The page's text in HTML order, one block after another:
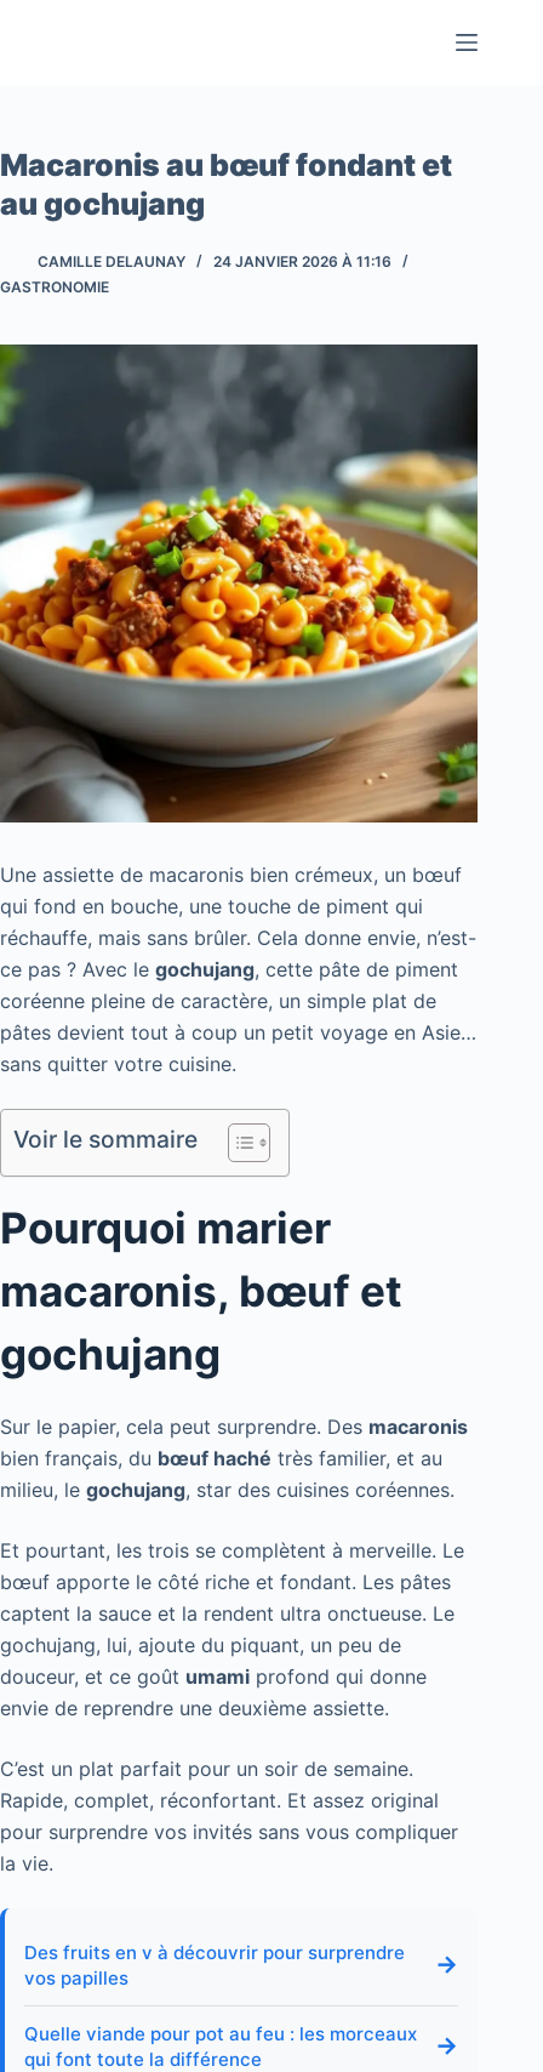
Macaronis au bœuf fondant et
au gochujang
CAMILLE DELAUNAY
24 JANVIER 2026 À 11:16
GASTRONOMIE
Une assiette de macaronis bien crémeux, un bœuf
qui fond en bouche, une touche de piment qui
réchauffe, mais sans brûler. Cela donne envie, n’est-
ce pas ? Avec le gochujang, cette pâte de piment
coréenne pleine de caractère, un simple plat de
pâtes devient tout à coup un petit voyage en Asie…
sans quitter votre cuisine.
Voir le sommaire
Pourquoi marier
macaronis, bœuf et
gochujang
Sur le papier, cela peut surprendre. Des macaronis
bien français, du bœuf haché très familier, et au
milieu, le gochujang, star des cuisines coréennes.
Et pourtant, les trois se complètent à merveille. Le
bœuf apporte le côté riche et fondant. Les pâtes
captent la sauce et la rendent ultra onctueuse. Le
gochujang, lui, ajoute du piquant, un peu de
douceur, et ce goût umami profond qui donne
envie de reprendre une deuxième assiette.
C’est un plat parfait pour un soir de semaine.
Rapide, complet, réconfortant. Et assez original
pour surprendre vos invités sans vous compliquer
la vie.
Des fruits en v à découvrir pour surprendre
vos papilles
→
Quelle viande pour pot au feu : les morceaux
qui font toute la différence
→